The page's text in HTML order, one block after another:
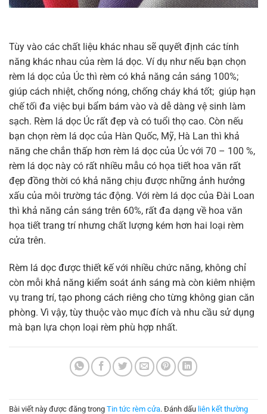
Tùy vào các chất liệu khác nhau sẽ quyết định các tính
năng khác nhau của rèm lá dọc. Ví dụ như nếu bạn chọn
rèm lá dọc của Úc thì rèm có khả năng cản sáng 100%;
giúp cách nhiệt, chống nóng, chống cháy khá tốt; giúp hạn
chế tối đa việc bụi bẩm bám vào và dễ dàng vệ sinh làm
sạch. Rèm lá dọc Úc rất đẹp và có tuổi thọ cao. Còn nếu
bạn chọn rèm lá dọc của Hàn Quốc, Mỹ, Hà Lan thì khả
năng che chắn thấp hơn rèm lá dọc của Úc với 70 – 100 %,
rèm lá dọc này có rất nhiều mẫu có họa tiết hoa văn rất
đẹp đồng thời có khả năng chịu được những ảnh hưởng
xấu của môi trường tác động. Với rèm lá dọc của Đài Loan
thì khả năng cản sáng trên 60%, rất đa dạng về hoa văn
họa tiết trang trí nhưng chất lượng kém hơn hai loại rèm
cửa trên.
Rèm lá dọc được thiết kế với nhiều chức năng, không chỉ
còn mỗi khả năng kiểm soát ánh sáng mà còn kiêm nhiệm
vụ trang trí, tạo phong cách riêng cho từng không gian căn
phòng. Vì vậy, tùy thuộc vào mục đích và nhu cầu sử dụng
mà bạn lựa chọn loại rèm phù hợp nhất.
Bài viết này được đăng trong Tin tức rèm cửa. Đánh dấu liên kết thường